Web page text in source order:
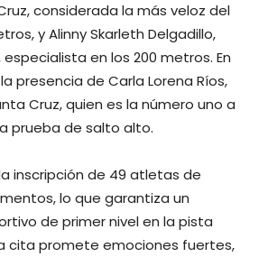
considerada la más veloz del
y Alinny Skarleth Delgadillo,
en los 200 metros. En
presencia de Carla Lorena Ríos,
Cruz, quien es la número uno a
prueba de salto alto.
inscripción de 49 atletas de
lo que garantiza un
de primer nivel en la pista
cita promete emociones fuertes,